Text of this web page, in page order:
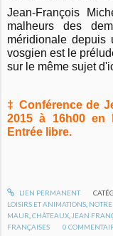
Jean-François
malheurs des
méridionale depuis
vosgien est le
sur le même sujet
‡ Conférence de
2015 à 16h00 en
Entrée libre.
LIEN PERMANENT
LOISIRS ET ANIMATIONS
MAUR ,CHÂTEAUX JEAN
FRANÇAISES
0